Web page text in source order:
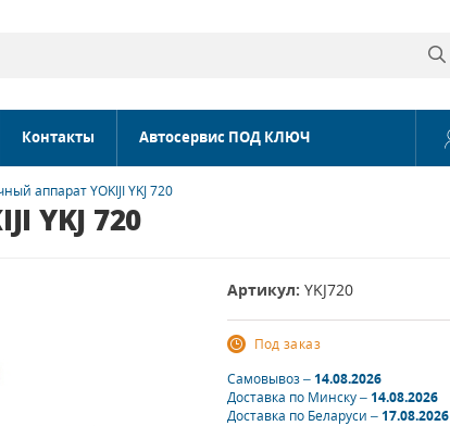
Контакты Автосервис ПОД КЛЮЧ
аппарат YOKIJI YKJ 720
YKJ 720
Артикул: YKJ720
Под заказ
Самовывоз –14.08.2026
Доставка по Минску –14.08.2026
Доставка по Беларуси –17.08.2026